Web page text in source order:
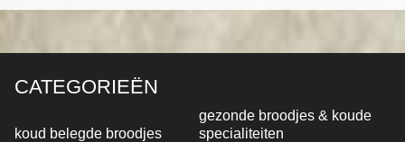
CATEGORIEËN
koud belegde broodjes
gezonde broodjes & koude
specialiteiten